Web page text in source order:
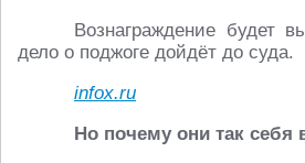
Вознаграждение будет
дело о поджоге дойдёт до суда.
infox.ru
Но почему они так себя